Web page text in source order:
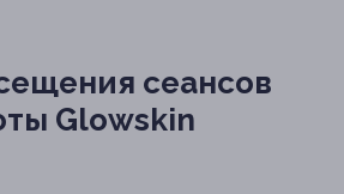
сеансов
Glowskin